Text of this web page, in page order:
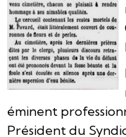
éminent
Président du